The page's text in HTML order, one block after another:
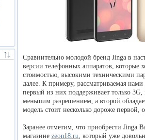
Сравнительно молодой бренд Jinga в
версии телефонных аппаратов, которые
стоимостью, высокими техническими
далее. К примеру, рассматриваемая
первый из них поддерживает только
меньшим разрешением, а второй
модель стоит несколько дороже первой,
Заранее отметим, что приобрести Jinga
магазине zeon18.ru, который уже